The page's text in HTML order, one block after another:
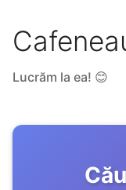
Lucrăm la ea! 😊